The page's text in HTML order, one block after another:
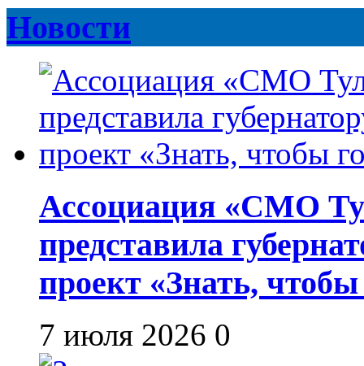
Новости
Ассоциация «СМО
представила
проект «Знать,
7 июля 2026 0